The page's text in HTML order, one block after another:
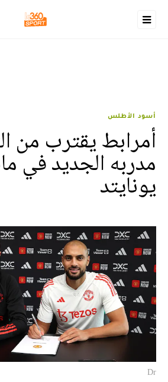
أسود الأطلس
أمرابط يقترب من
مدربه الجديد في
يونايتد
Dr